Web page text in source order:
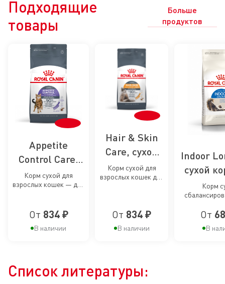
Подходящие
товары
Больше
продуктов
Appetite
Control Care,
сухой корм для
кошек для
выпрашивания
корма
Корм сухой для
взрослых кошек — для
От 834 ₽
В наличии
Hair & Skin
Care, сухой
корм для
кошек для
здоровья
кожи и
Корм сухой для
взрослых кошек для
От 834 ₽
В наличии
Indoor
сухой
кошек,
в
Корм
От
В
Список литературы: